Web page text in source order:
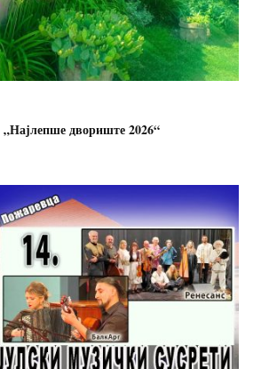
„Најлепше двориште 2026“